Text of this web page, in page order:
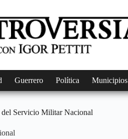
Guerrero Política Municipios
del Servicio Militar Nacional